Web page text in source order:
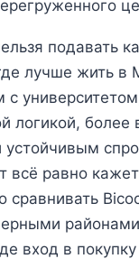
подавать
лучше жить в
с
логикой, более
всё равно
сравнивать
вход в